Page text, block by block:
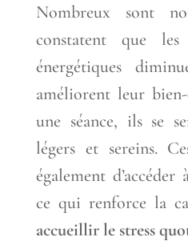
Nombreux sont
constatent que les
énergétiques
améliorent leur
une séance, ils se
légers et sereins.
également
ce qui renforce la
accueillir le stress